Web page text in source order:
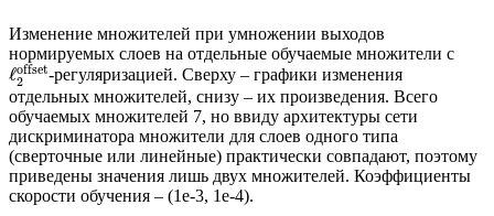
Изменение множителей при умножении выходов
нормируемых слоев на отдельные обучаемые множители с
ℓoffset
2
-регуляризацией. Сверху – графики изменения
отдельных множителей, снизу – их произведения. Всего
обучаемых множителей 7, но ввиду архитектуры сети
дискриминатора множители для слоев одного типа
(сверточные или линейные) практически совпадают, поэтому
приведены значения лишь двух множителей. Коэффициенты
скорости обучения – (1e-3, 1e-4).